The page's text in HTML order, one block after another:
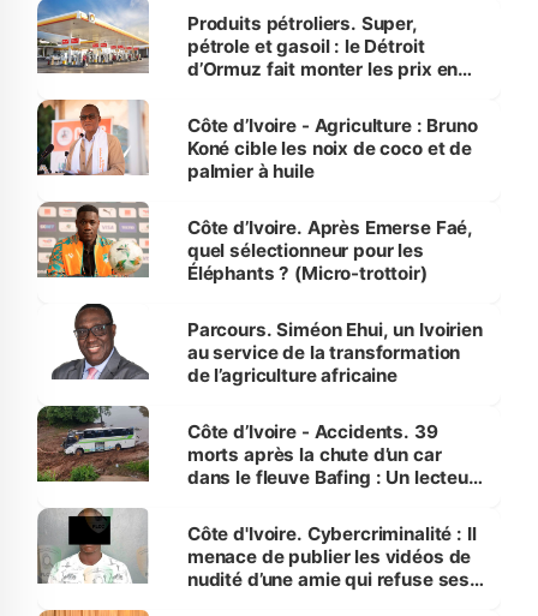
menacées
Produits pétroliers. Super,
pétrole et gasoil : le Détroit
d’Ormuz fait monter les prix en
Côte d’Ivoire - Agriculture : Bruno
Koné cible les noix de coco et de
palmier à huile
Côte d’Ivoire. Après Emerse Faé,
quel sélectionneur pour les
Éléphants ? (Micro-trottoir)
Parcours. Siméon Ehui, un Ivoirien
au service de la transformation
de l’agriculture africaine
Côte d’Ivoire - Accidents. 39
morts après la chute d’un car
dans le fleuve Bafing : Un lecteur
des Transports
Côte d'Ivoire. Cybercriminalité : Il
menace de publier les vidéos de
nudité d’une amie qui refuse ses